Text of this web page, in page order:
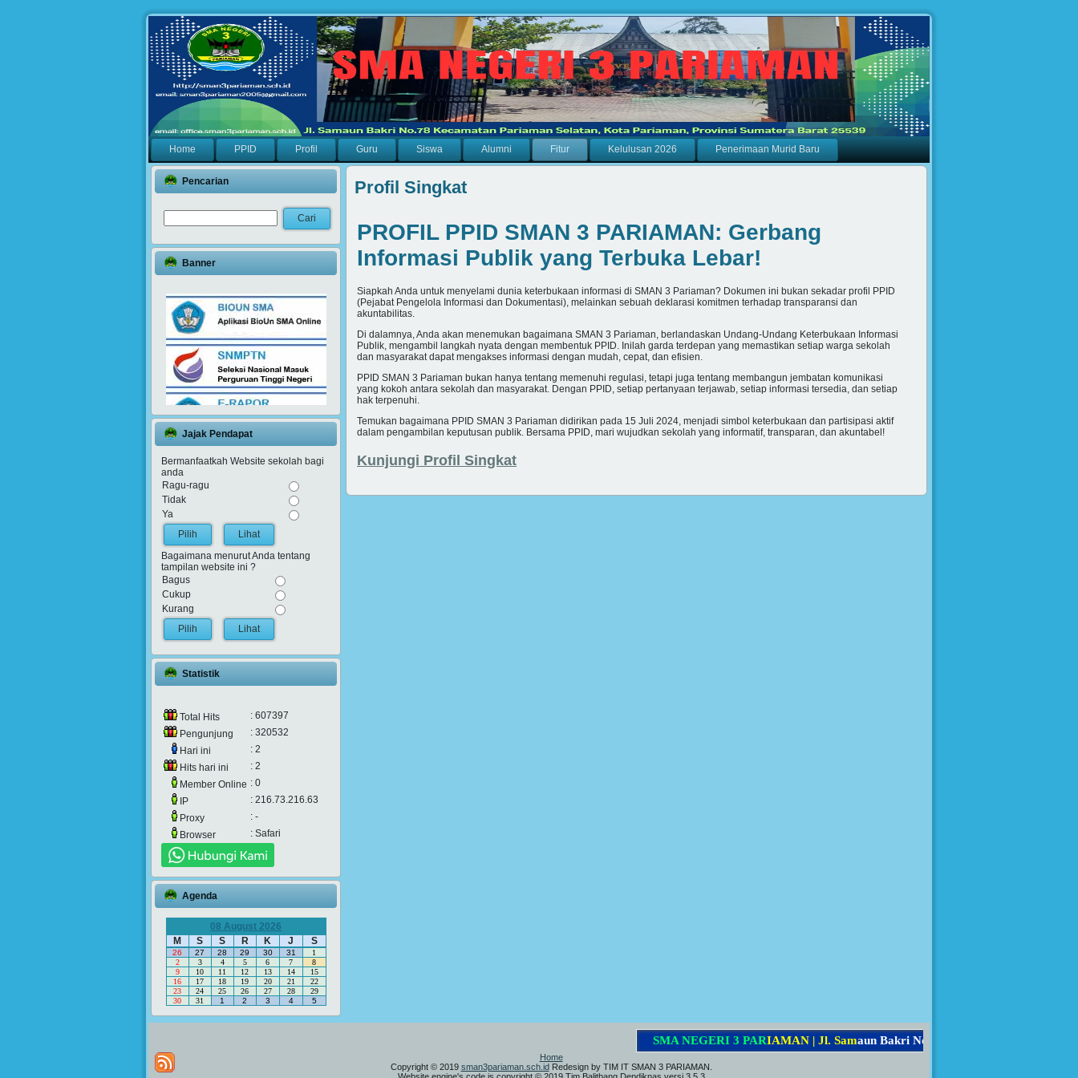
Home PPID Profil Guru Siswa Alumni Fitur Kelulusan 2026 Penerimaan Murid Baru
Pencarian
Banner
Jajak Pendapat
Bermanfaatkah Website sekolah bagi
anda
Ragu-ragu
Tidak
Ya
Lihat
Bagaimana menurut Anda tentang
tampilan website ini ?
Bagus
Cukup
Kurang
Lihat
Statistik
Total Hits
: 607397
Pengunjung
: 320532
Hari ini
: 2
Hits hari ini
: 2
Member Online : 0
IP
: 216.73.216.63
Proxy
: -
Browser
: Safari
Agenda
08 August 2026
M
S S R K J S
26 27 28 29 30 31
1
2
3 4 5 6 7
8
9
10 11 12 13 14
15
16
17 18 19 20 21
22
23
24 25 26 27 28
29
30
31 1 2 3 4 5
Profil Singkat
PROFIL PPID SMAN 3 PARIAMAN: Gerbang
Informasi Publik yang Terbuka Lebar!
Siapkah Anda untuk menyelami dunia keterbukaan informasi di SMAN 3 Pariaman? Dokumen ini bukan sekadar profil PPID
(Pejabat Pengelola Informasi dan Dokumentasi), melainkan sebuah deklarasi komitmen terhadap transparansi dan
akuntabilitas.
Di dalamnya, Anda akan menemukan bagaimana SMAN 3 Pariaman, berlandaskan Undang-Undang Keterbukaan Informasi
Publik, mengambil langkah nyata dengan membentuk PPID. Inilah garda terdepan yang memastikan setiap warga sekolah
dan masyarakat dapat mengakses informasi dengan mudah, cepat, dan efisien.
PPID SMAN 3 Pariaman bukan hanya tentang memenuhi regulasi, tetapi juga tentang membangun jembatan komunikasi
yang kokoh antara sekolah dan masyarakat. Dengan PPID, setiap pertanyaan terjawab, setiap informasi tersedia, dan setiap
hak terpenuhi.
Temukan bagaimana PPID SMAN 3 Pariaman didirikan pada 15 Juli 2024, menjadi simbol keterbukaan dan partisipasi aktif
dalam pengambilan keputusan publik. Bersama PPID, mari wujudkan sekolah yang informatif, transparan, dan akuntabel!
Kunjungi Profil Singkat
A NE GERI 3 PARIAMAN | Jl. Samaun Bakri No. 78
Home
Copyright © 2019 sman3pariaman.sch.idRedesign by TIM IT SMAN 3 PARIAMAN.